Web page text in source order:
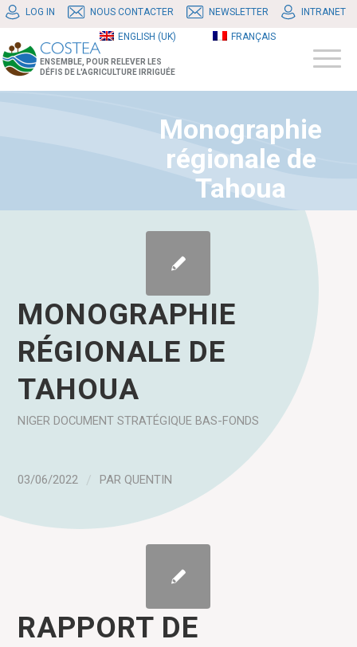
LOG IN NOUS CONTACTER NEWSLETTER INTRANET
ENGLISH (UK) FRANÇAIS
ENSEMBLE, POUR RELEVER LES
DÉFIS DE L'AGRICULTURE IRRIGUÉE
Monographie
régionale de
Tahoua
MONOGRAPHIE
RÉGIONALE DE
TAHOUA
NIGER DOCUMENT STRATÉGIQUE BAS-FONDS
03/06/2022 / PAR QUENTIN
RAPPORT DE